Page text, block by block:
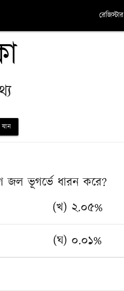
রেজিস্টার
জল ভূগর্ভে ধারন করে?
(খ) ২.০৫%
(ঘ) ০.০১%